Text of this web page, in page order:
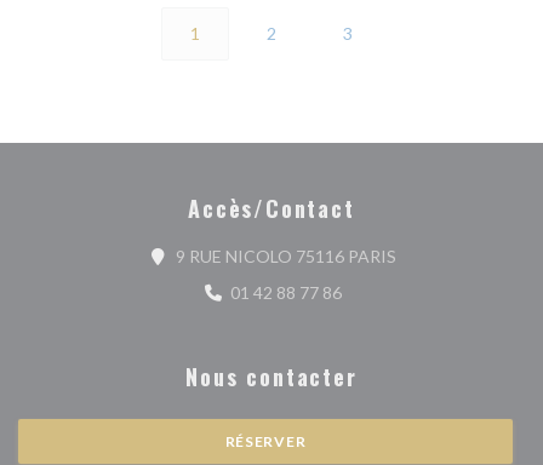
1 2 3
Accès/Contact
9 RUE NICOLO 75116 PARIS((ouvre une
01 42 88 77 86
Nous contacter
RÉSERVER